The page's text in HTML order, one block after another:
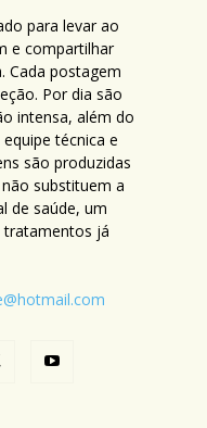
para levar ao
e compartilhar
Cada postagem
Por dia são
intensa, além do
técnica e
são produzidas
substituem a
de saúde, um
tratamentos já